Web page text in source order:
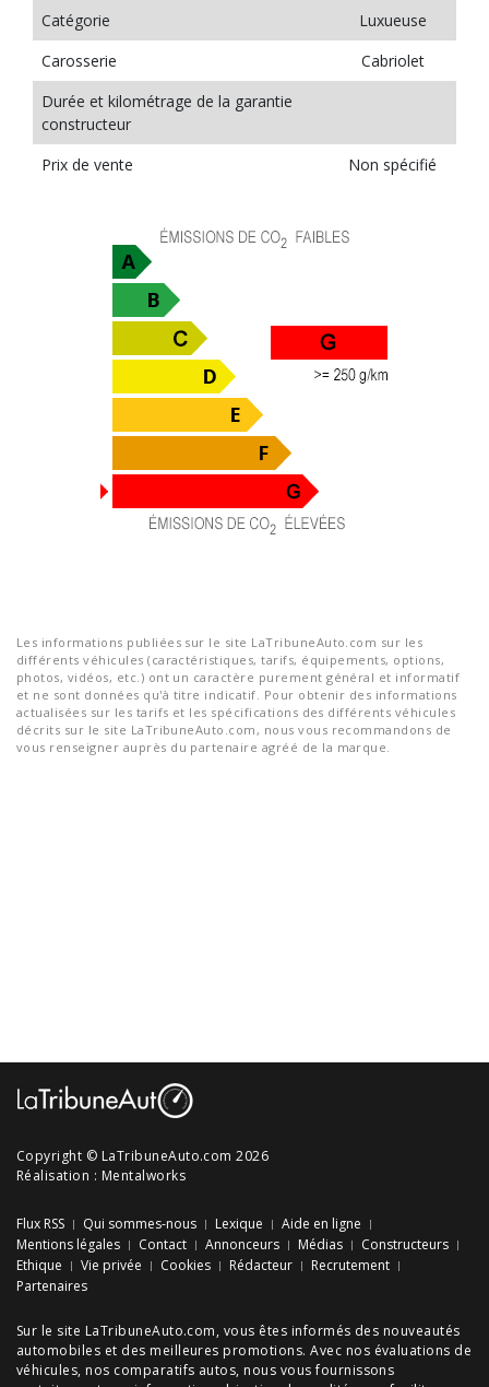
Catégorie
Luxueuse
Carosserie
Cabriolet
Durée et kilométrage de la garantie
constructeur
Prix de vente
Non spécifié
Les informations publiées sur le site LaTribuneAuto.com sur les
différents véhicules (caractéristiques, tarifs, équipements, options,
photos, vidéos, etc.) ont un caractère purement général et informatif
et ne sont données qu'à titre indicatif. Pour obtenir des informations
actualisées sur les tarifs et les spécifications des différents véhicules
décrits sur le site LaTribuneAuto.com, nous vous recommandons de
vous renseigner auprès du partenaire agréé de la marque.
Copyright © LaTribuneAuto.com 2026
Réalisation : Mentalworks
Flux RSS Qui sommes-nous Lexique
Aide en ligne
Mentions légales
Contact Annonceurs Médias
Constructeurs
Ethique
Vie privée Cookies Rédacteur
Recrutement
Partenaires
Sur le site LaTribuneAuto.com, vous êtes informés des nouveautés
automobiles et des meilleures promotions. Avec nos évaluations de
véhicules, nos comparatifs autos, nous vous fournissons